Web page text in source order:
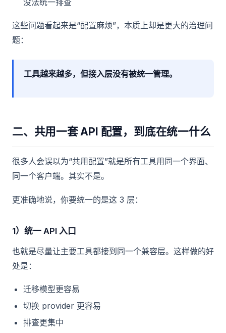
没法统一排查
这些问题看起来是“配置麻烦”，本质上却是更大的治理问
题：
工具越来越多，但接入层没有被统一管理。
二、共用一套 API 配置，到底在统一什么
很多人会误以为“共用配置”就是所有工具用同一个界面、
同一个客户端。其实不是。
更准确地说，你要统一的是这 3 层：
1）统一 API 入口
也就是尽量让主要工具都接到同一个兼容层。这样做的好
处是：
迁移模型更容易
切换 provider 更容易
排查更集中